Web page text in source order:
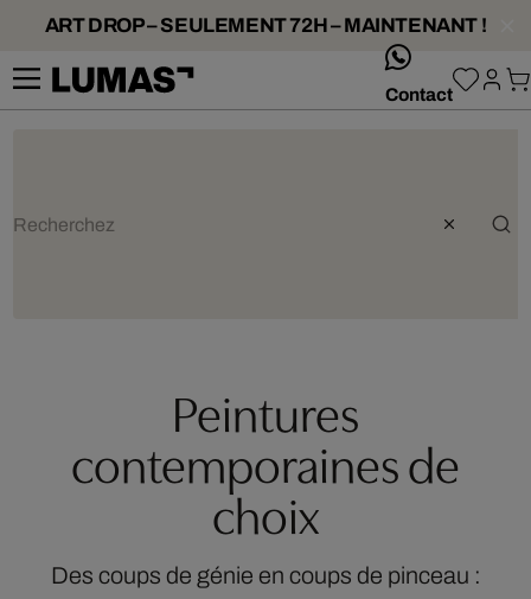
ART DROP – SEULEMENT 72H – MAINTENANT !
Contact
Peintures
contemporaines de
choix
Des coups de génie en coups de pinceau :